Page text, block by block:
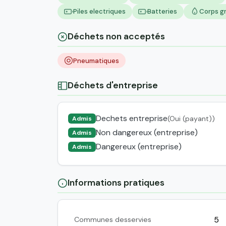
Piles electriques
Batteries Corps
Déchets non acceptés
Pneumatiques
Déchets d'entreprise
Admis Dechets entreprise(Oui (payant))
Admis Non dangereux (entreprise)
Admis Dangereux (entreprise)
Informations pratiques
Communes desservies 5